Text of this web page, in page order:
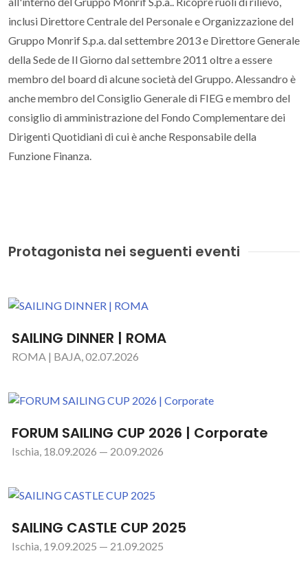
inclusi Direttore Centrale del Personale e Organizzazione del
Gruppo Monrif S.p.a. dal settembre 2013 e Direttore Generale
della Sede de Il Giorno dal settembre 2011 oltre a essere
membro del board di alcune società del Gruppo. Alessandro è
anche membro del Consiglio Generale di FIEG e membro del
consiglio di amministrazione del Fondo Complementare dei
Dirigenti Quotidiani di cui è anche Responsabile della
Funzione Finanza.
Protagonista nei seguenti eventi
SAILING DINNER | ROMA
ROMA | BAJA, 02.07.2026
FORUM SAILING CUP 2026 | Corporate
Ischia, 18.09.2026 — 20.09.2026
SAILING CASTLE CUP 2025
Ischia, 19.09.2025 — 21.09.2025